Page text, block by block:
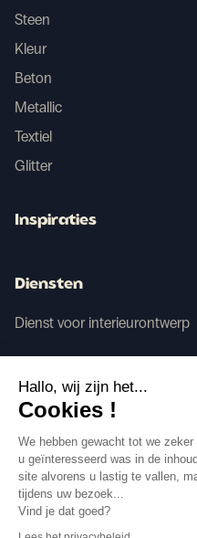
Volg ons
Steen
Kleur
Beton
Metallic
Textiel
Glitter
Inspiraties
Diensten
Dienst voor interieurontwerp
Hallo, wij zijn het...
Cookies !
We hebben gewacht tot we
u geïnteresseerd was in de
site alvorens u lastig te vallen,
tijdens uw bezoek...
Vind je dat goed?